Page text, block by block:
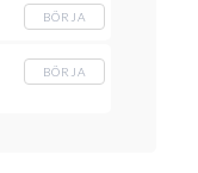
BÖRJA
BÖRJA